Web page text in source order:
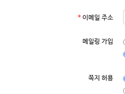
*이메일 주소
메일링 가입
쪽지 허용